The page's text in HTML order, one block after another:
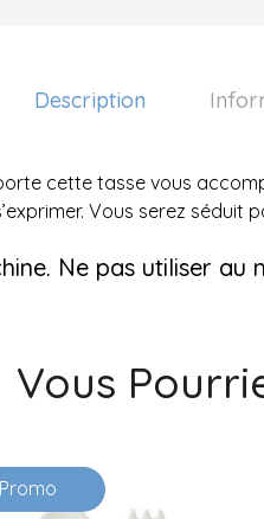
Description
cette tasse vous
Vous serez séduit
Ne pas utiliser
Vous
Promo